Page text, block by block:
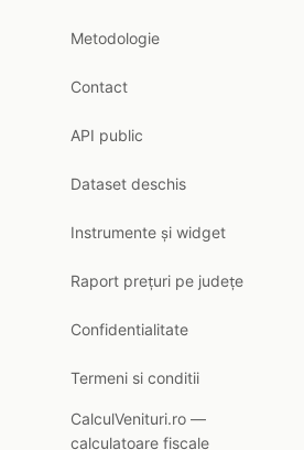
Metodologie
Contact
API public
Dataset deschis
Instrumente și widget
Raport prețuri pe județe
Confidentialitate
Termeni si conditii
CalculVenituri.ro —
calculatoare fiscale